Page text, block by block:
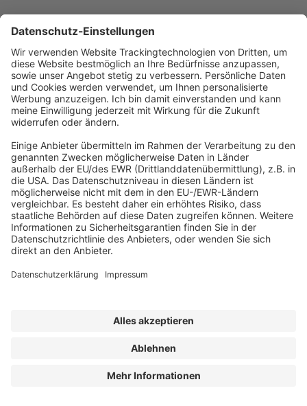
PRINT UND ePAPER
Jetzt keine Ausgabe mehr verpassen
ABONNEMENT ANFORDERN